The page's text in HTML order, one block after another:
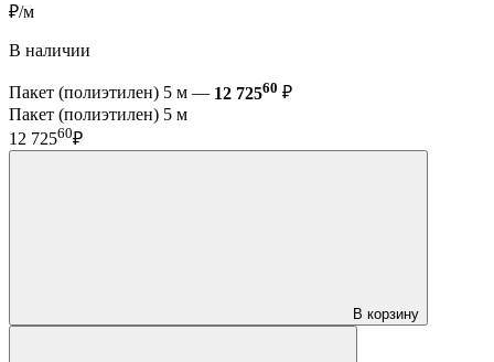
₽/м
В наличии
Пакет (полиэтилен) 5 м — 12 72560 ₽
Пакет (полиэтилен) 5 м
12 72560₽
В корзину